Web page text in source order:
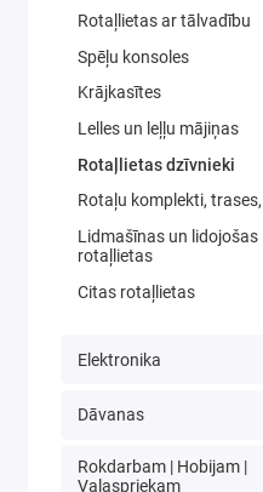
Rotaļlietas ar tālvadību
Spēļu konsoles
Krājkasītes
Lelles un leļļu mājiņas
Rotaļlietas dzīvnieki
Rotaļu komplekti,
Lidmašīnas un lidojošas
rotaļlietas
Сitas rotaļlietas
Elektronika
Dāvanas
Rokdarbam | Hobijam |
Vaļaspriekam